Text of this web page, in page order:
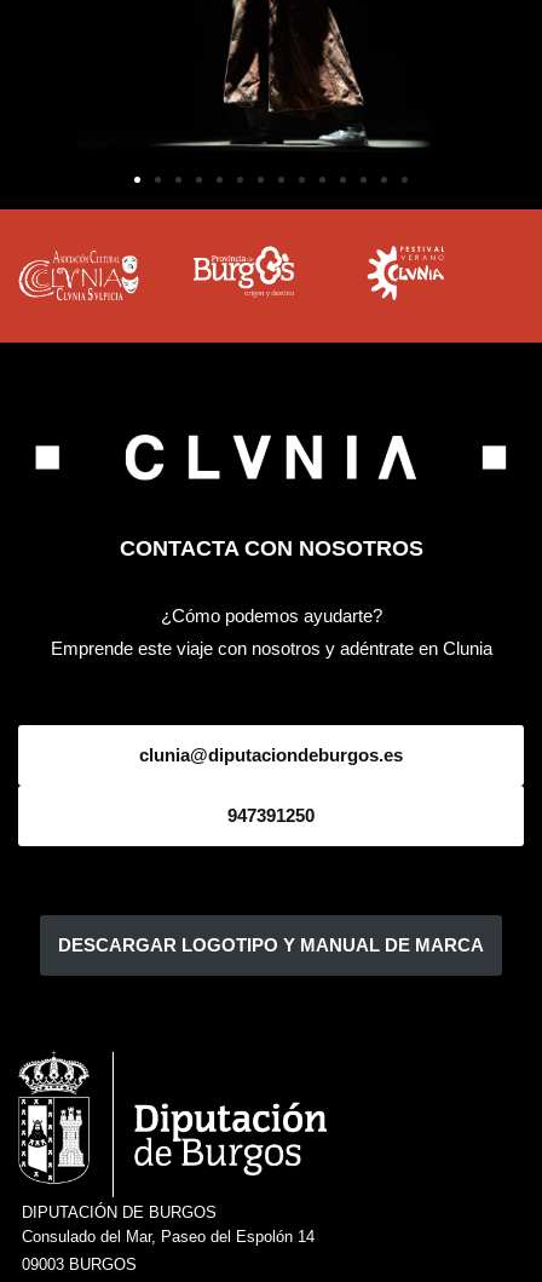
CONTACTA CON NOSOTROS
¿Cómo podemos ayudarte?
Emprende este viaje con nosotros y adéntrate en Clunia
clunia@diputaciondeburgos.es
947391250
DESCARGAR LOGOTIPO Y MANUAL DE MARCA
DIPUTACIÓN DE BURGOS
Consulado del Mar, Paseo del Espolón 14
09003 BURGOS